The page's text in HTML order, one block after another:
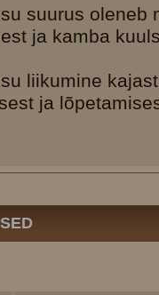
suurus oleneb
ja kamba
liikumine
ja